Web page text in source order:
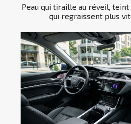
Peau qui tiraille au réveil,
qui regraissent plus